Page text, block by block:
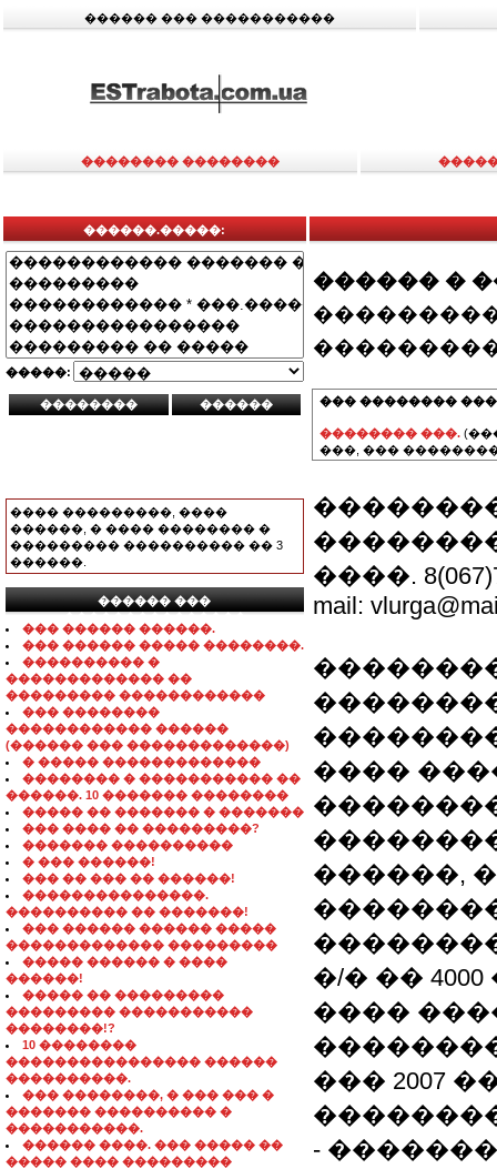
������ ��� �����������
�������� ��������
������.�����:
�����:
���� ���������, ����
������, � ���� �������� �
��������� ���������� �� 3
������.
������ ���
���������������
��� ������ ������.
��� ������ ����� ��������.
���������� �
������������� ��
��������� ������������
��� ��������
������������ ������
(������ ��� �������������)
� ����� �������������
�������� � ����������� ��
������. 10 ������� ��������
����� �� ������� � �������
��� ���� �� ���������?
������� ����������
� ��� ������!
��� �� ��� �� ������!
���������������.
���������� �� �������!
��� ������ ������ �����
������������� ���������
����� ������ � ����
������!
����� �� ���������
��������� �����������
��������!?
10 ��������
���������������� ������
����������.
��� ��������, � ��� ��� �
������� ���������� �
�����������.
������ ����. ��� ����� ��
����� ���� ���������
������ �
��� ��������
�������� ���.
���, ���
����.
mail:
����
������,
�/� ��
����
��� 2007
-